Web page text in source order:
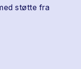
støtte fra